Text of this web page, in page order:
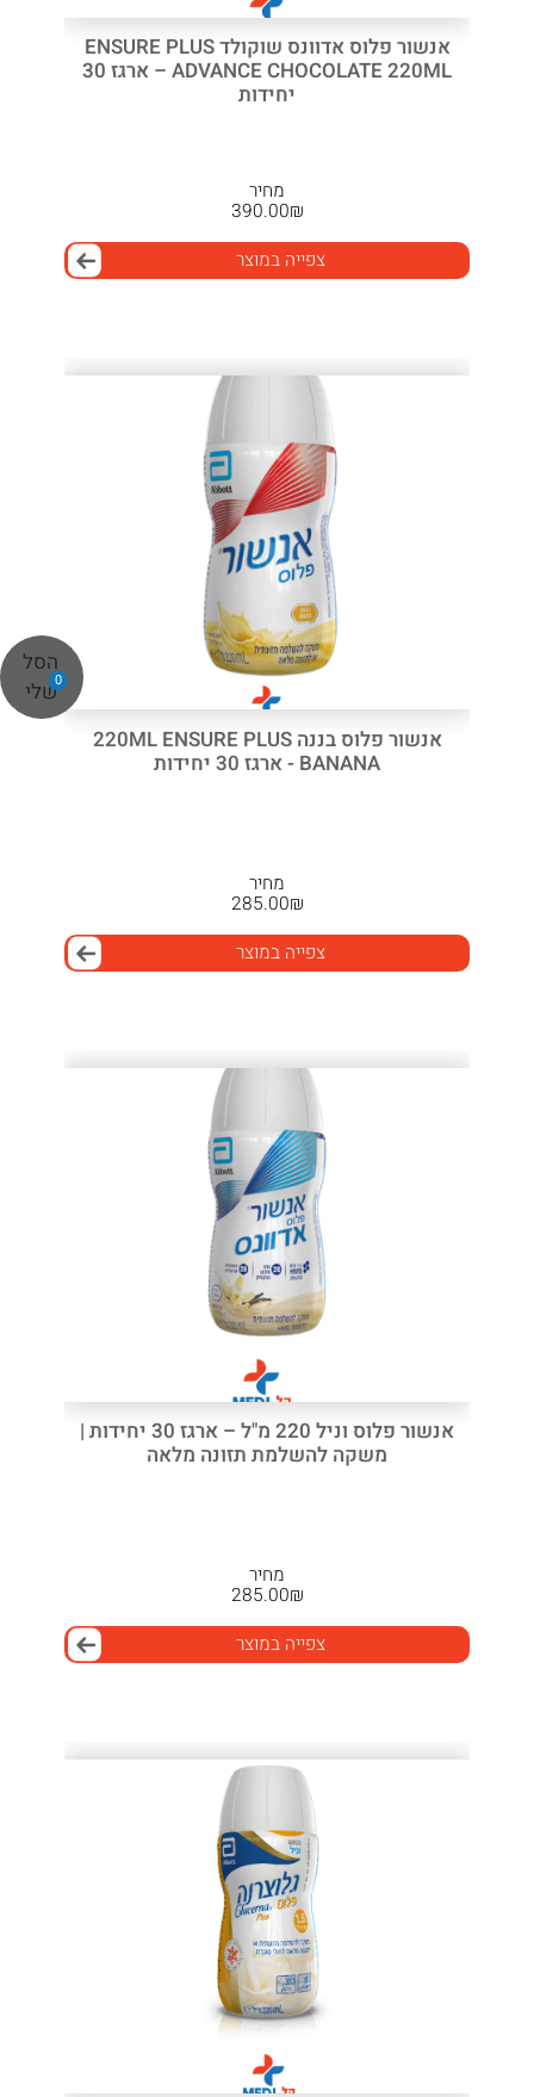
0
הסל
שלי
אנשור פלוס אדוונס שוקולד ENSURE PLUS
ADVANCE CHOCOLATE 220ML – ארגז 30
יחידות
מחיר
₪
390.00
צפייה במוצר
אנשור פלוס בננה 220ML ENSURE PLUS
BANANA - ארגז 30 יחידות
מחיר
₪
285.00
צפייה במוצר
אנשור פלוס וניל 220 מ"ל – ארגז 30 יחידות |
משקה להשלמת תזונה מלאה
מחיר
₪
285.00
צפייה במוצר